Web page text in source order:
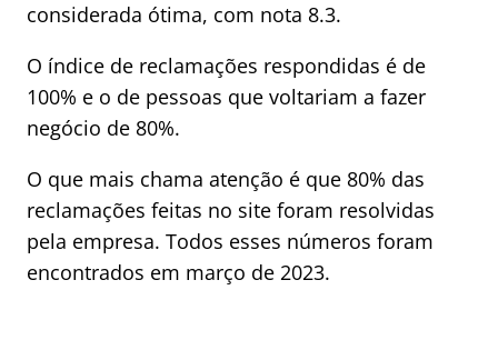
considerada ótima, com nota 8.3.
O índice de reclamações respondidas é de
100% e o de pessoas que voltariam a fazer
negócio de 80%.
O que mais chama atenção é que 80% das
reclamações feitas no site foram resolvidas
pela empresa. Todos esses números foram
encontrados em março de 2023.